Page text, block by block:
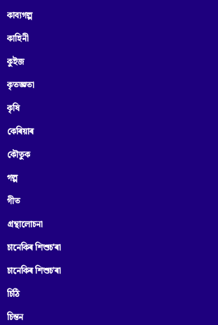
কাব্যগল্প
কাহিনী
কুইজ
কৃতজ্ঞতা
কৃষি
কেৰিয়াৰ
কৌতুক
গল্প
গীত
গ্ৰন্থালোচনা
চানেকিৰ শিশুচ'ৰা
চানেকিৰ শিশুচ’ৰা
চিঠি
চিন্তন